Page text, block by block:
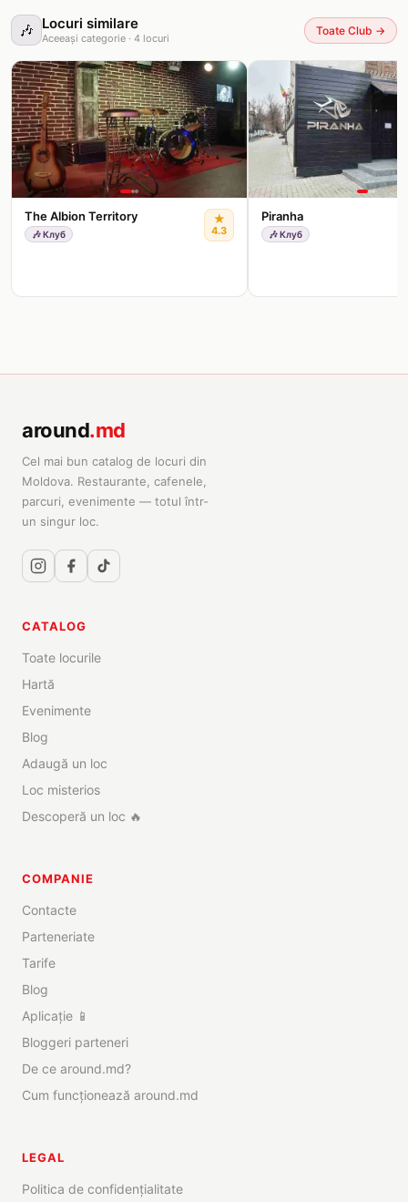
🎶 Locuri similare
Aceeași categorie · 4 locuri
Toate Club →
The Albion Territory
🎶Клуб
★
4.3
Piranha
🎶Клуб
around.md
Cel mai bun catalog de locuri din
Moldova. Restaurante, cafenele,
parcuri, evenimente — totul într-
un singur loc.
CATALOG
Toate locurile
Hartă
Evenimente
Blog
Adaugă un loc
Loc misterios
Descoperă un loc 🔥
COMPANIE
Contacte
Parteneriate
Tarife
Blog
Aplicație 📱
Bloggeri parteneri
De ce around.md?
Cum funcționează around.md
LEGAL
Politica de confidențialitate